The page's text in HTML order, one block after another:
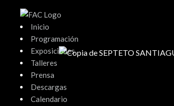
contenido
Inicio
Programación
Exposiciones
Talleres
Prensa
Descargas
Calendario